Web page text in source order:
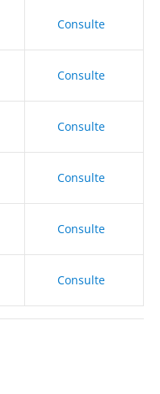
Consulte
Consulte
Consulte
Consulte
Consulte
Consulte